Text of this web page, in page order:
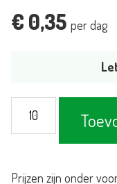
€ 0,35 per dag
Haags
aantal
Prijzen zijn onder